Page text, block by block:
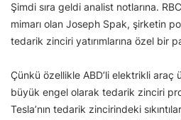
Şimdi sıra geldi analist notlarına.
mimarı olan Joseph Spak, şirketin
tedarik zinciri yatırımlarına özel bir
Çünkü özellikle ABD’li elektrikli araç
büyük engel olarak tedarik zinciri
Tesla’nın tedarik zincirindeki